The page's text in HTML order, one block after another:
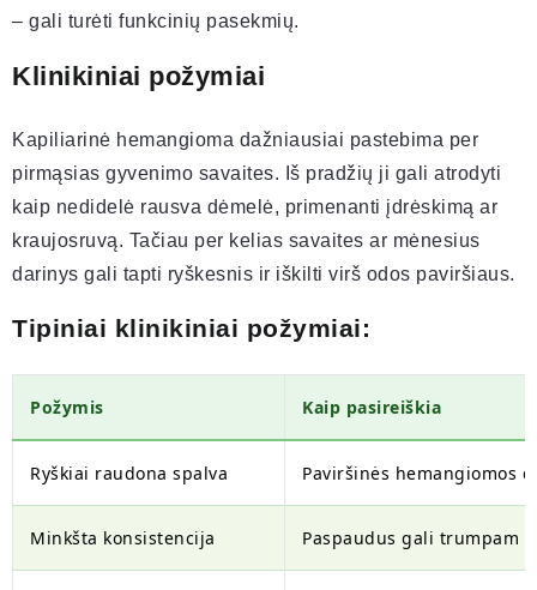
– gali turėti funkcinių pasekmių.
Klinikiniai požymiai
Kapiliarinė hemangioma dažniausiai pastebima per
pirmąsias gyvenimo savaites. Iš pradžių ji gali atrodyti
kaip nedidelė rausva dėmelė, primenanti įdrėskimą ar
kraujosruvą. Tačiau per kelias savaites ar mėnesius
darinys gali tapti ryškesnis ir iškilti virš odos paviršiaus.
Tipiniai klinikiniai požymiai:
Požymis Kaip pasireiškia
Ryškiai raudona spalva Paviršinės hemangiomos
Minkšta konsistencija Paspaudus gali trumpam